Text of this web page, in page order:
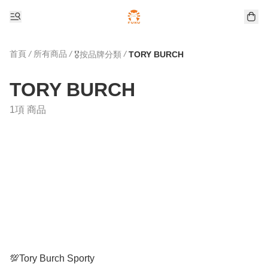
首頁 / 所有商品 / 🎖️按品牌分類 / TORY BURCH
TORY BURCH
1項 商品
💯Tory Burch Sporty